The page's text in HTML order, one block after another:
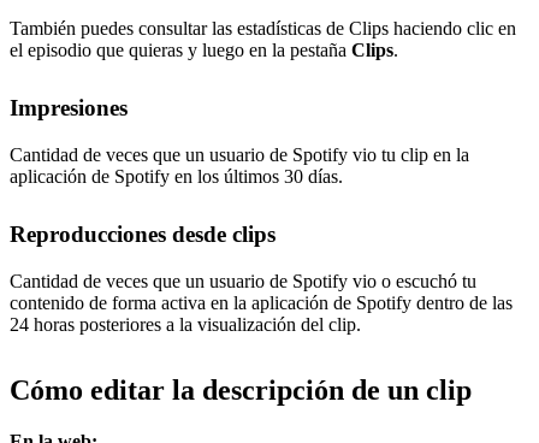
También puedes consultar las estadísticas de Clips haciendo clic en
el episodio que quieras y luego en la pestaña Clips.
Impresiones
Cantidad de veces que un usuario de Spotify vio tu clip en la
aplicación de Spotify en los últimos 30 días.
Reproducciones desde clips
Cantidad de veces que un usuario de Spotify vio o escuchó tu
contenido de forma activa en la aplicación de Spotify dentro de las
24 horas posteriores a la visualización del clip.
Cómo editar la descripción de un clip